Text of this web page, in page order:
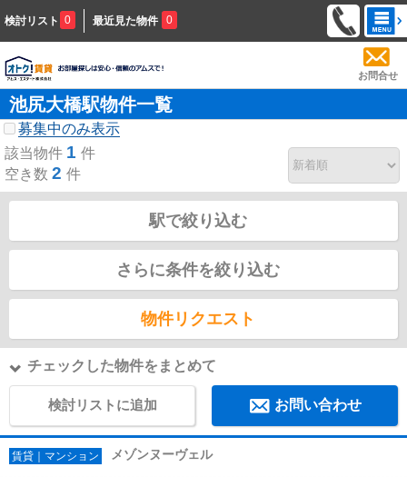
検討リスト 0 最近見た物件 0
お問合せ
池尻大橋駅物件一覧
募集中のみ表示
該当物件 1 件
空き数 2 件
駅で絞り込む
さらに条件を絞り込む
物件リクエスト
チェックした物件をまとめて
検討リストに追加 お問い合わせ
賃貸｜マンション メゾンヌーヴェル